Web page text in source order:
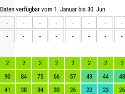
Daten verfügbar vom 1. Januar bis 30. Jun
-
- - - - - -
-
-
- - - - - - -
2 2 2 2 2 2 2
2
90
84 75 66 57 49 44
48
41
38 34 30 26 22 23 26